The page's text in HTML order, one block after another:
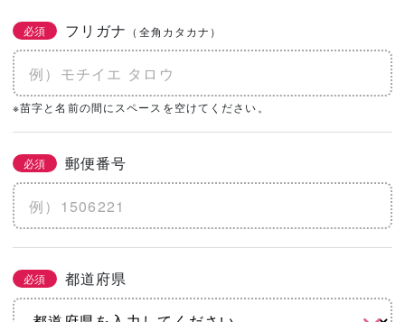
必須 フリガナ （全角カタカナ）
※苗字と名前の間にスペースを空けてください。
必須 郵便番号
必須 都道府県